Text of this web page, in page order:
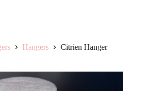
Hangers Citrien Hanger